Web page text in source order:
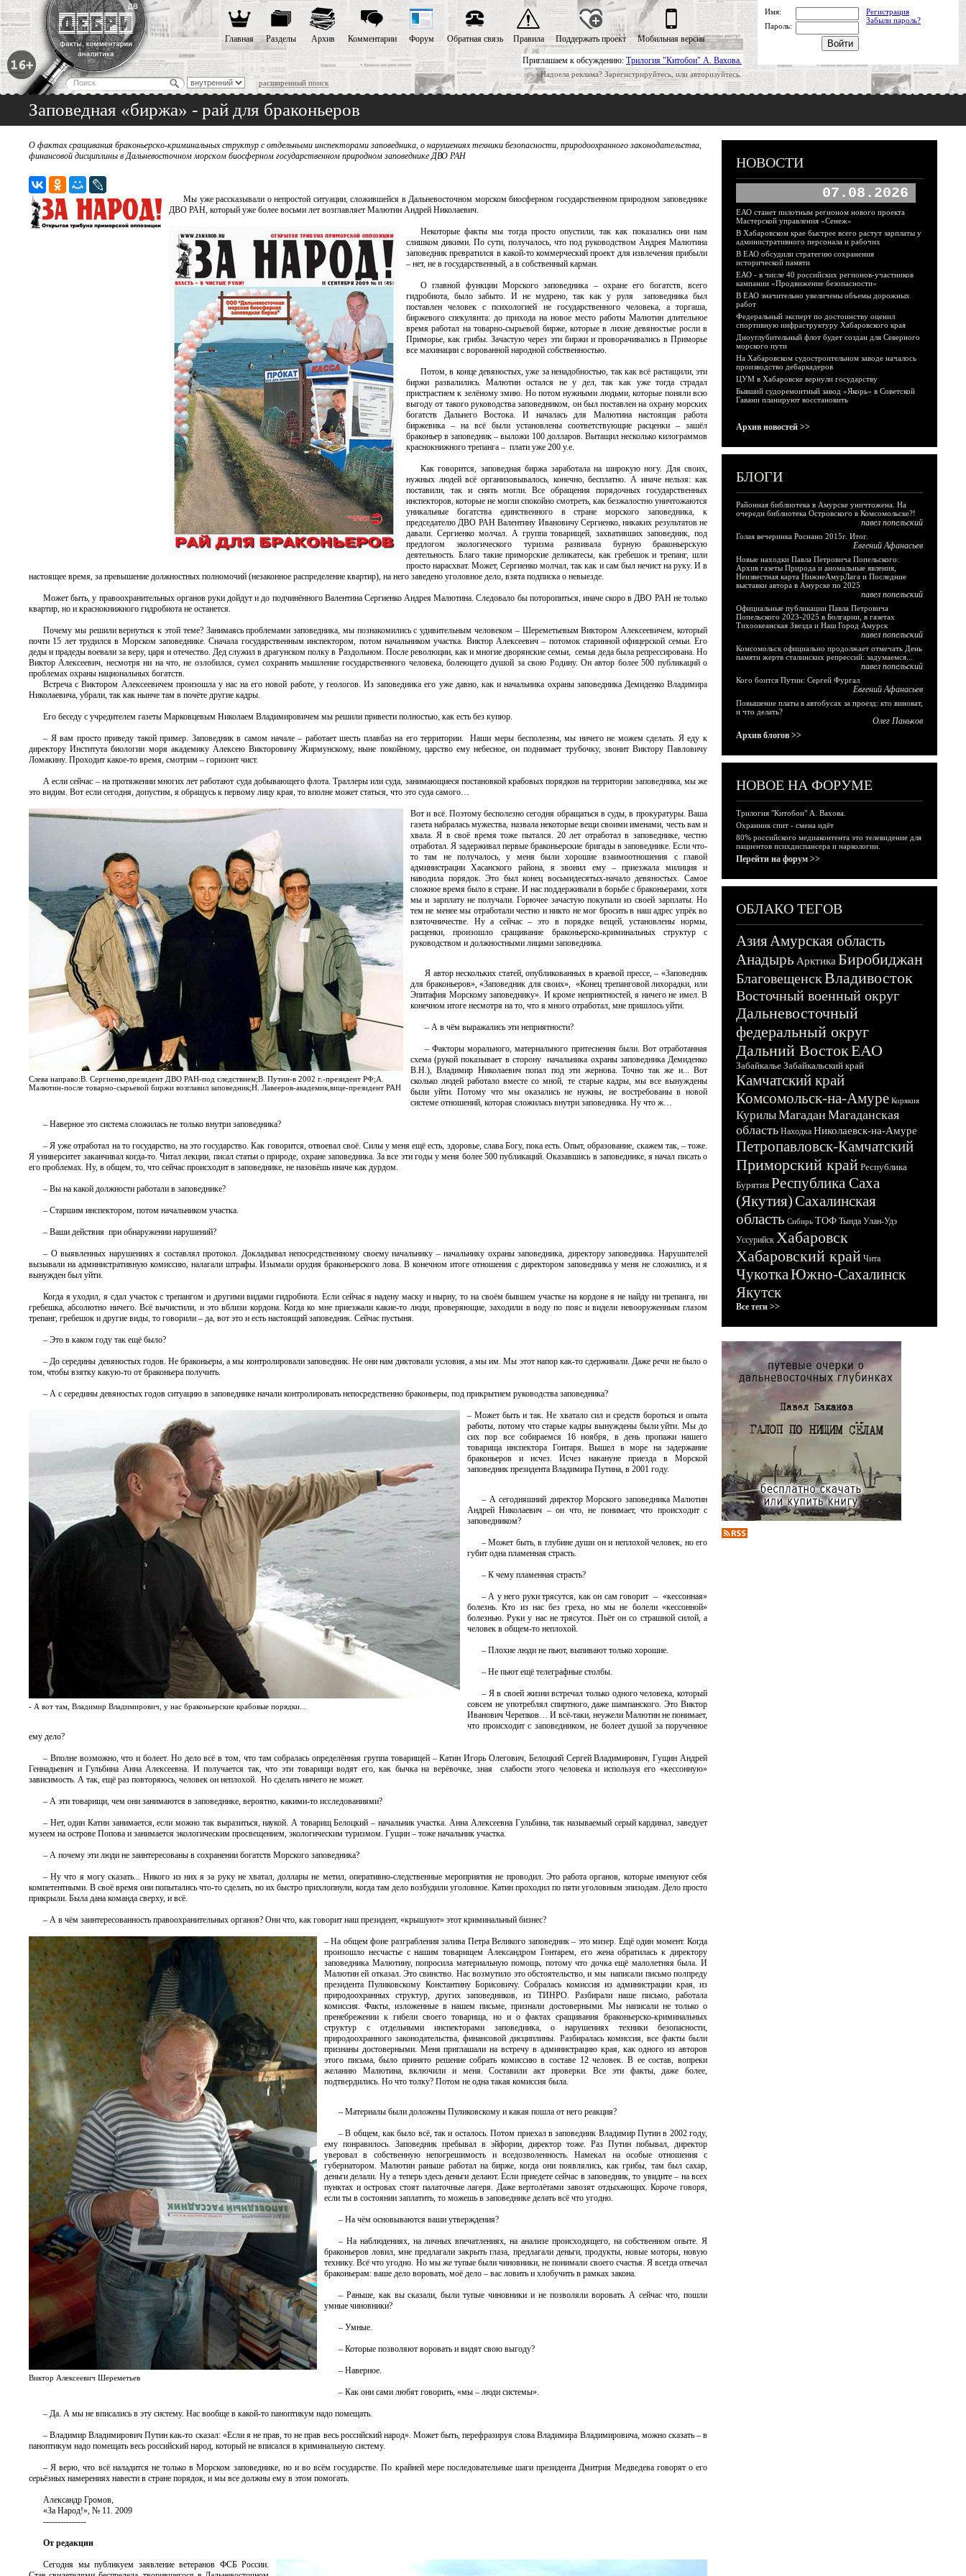
Приглашаем к обсуждению: Трилогия "Китобои" А. Вахова.
Надоела реклама? Зарегистрируйтесь, или авторизуйтесь.
расширенный поиск
Главная Разделы Архив Комментарии Форум Обратная связь Правила Поддержать проект Мобильная версия
Имя:
Регистрация
Забыли пароль?
Пароль:
Заповедная «биржа» - рай для браконьеров
О фактах сращивания браконьерско-криминальных структур с отдельными инспекторами заповедника, о нарушениях техники безопасности, природоохранного законодательства,
финансовой дисциплины в Дальневосточном морском биосферном государственном природном заповеднике ДВО РАН
Мы уже рассказывали о непростой ситуации, сложившейся в Дальневосточном морском биосферном государственном природном заповеднике
ДВО РАН, который уже более восьми лет возглавляет Малютин Андрей Николаевич.
Некоторые факты мы тогда просто опустили, так как показались они нам
слишком дикими. По сути, получалось, что под руководством Андрея Малютина
заповедник превратился в какой-то коммерческий проект для извлечения прибыли
– нет, не в государственный, а в собственный карман.
О главной функции Морского заповедника – охране его богатств, всего
гидробиота, было забыто. И не мудрено, так как у руля заповедника был
поставлен человек с психологией не государственного человека, а торгаша,
биржевого спекулянта: до прихода на новое место работы Малютин длительное
время работал на товарно-сырьевой бирже, которые в лихие девяностые росли в
Приморье, как грибы. Зачастую через эти биржи и проворачивались в Приморье
все махинации с ворованной народной собственностью.
Потом, в конце девяностых, уже за ненадобностью, так как всё растащили, эти
биржи развалились. Малютин остался не у дел, так как уже тогда страдал
пристрастием к зелёному змию. Но потом нужными людьми, которые поняли всю
выгоду от такого руководства заповедником, он был поставлен на охрану морских
богатств Дальнего Востока. И началась для Малютина настоящая работа
биржевика – на всё были установлены соответствующие расценки – зашёл
браконьер в заповедник – выложи 100 долларов. Вытащил несколько килограммов
краснокнижного трепанга – плати уже 200 у.е.
Как говорится, заповедная биржа заработала на широкую ногу. Для своих,
нужных людей всё организовывалось, конечно, бесплатно. А иначе нельзя: как
поставили, так и снять могли. Все обращения порядочных государственных
инспекторов, которые не могли спокойно смотреть, как безжалостно уничтожаются
уникальные богатства единственного в стране морского заповедника, к
председателю ДВО РАН Валентину Ивановичу Сергиенко, никаких результатов не
давали. Сергиенко молчал. А группа товарищей, захвативших заповедник, под
предлогом экологического туризма развивала бурную браконьерскую
деятельность. Благо такие приморские деликатесы, как гребешок и трепанг, шли
просто нарасхват. Может, Сергиенко молчал, так как и сам был нечист на руку. И в
настоящее время, за превышение должностных полномочий (незаконное распределение квартир), на него заведено уголовное дело, взята подписка о невыезде.
Может быть, у правоохранительных органов руки дойдут и до подчинённого Валентина Сергиенко Андрея Малютина. Следовало бы поторопиться, иначе скоро в ДВО РАН не только
квартир, но и краснокнижного гидробиота не останется.
Почему мы решили вернуться к этой теме? Занимаясь проблемами заповедника, мы познакомились с удивительным человеком – Шереметьевым Виктором Алексеевичем, который
почти 15 лет трудился в Морском заповеднике. Сначала государственным инспектором, потом начальником участка. Виктор Алексеевич – потомок старинной офицерской семьи. Его
деды и прадеды воевали за веру, царя и отечество. Дед служил в драгунском полку в Раздольном. После революции, как и многие дворянские семьи, семья деда была репрессирована. Но
Виктор Алексеевич, несмотря ни на что, не озлобился, сумел сохранить мышление государственного человека, болеющего душой за свою Родину. Он автор более 500 публикаций о
проблемах охраны национальных богатств.
Встреча с Виктором Алексеевичем произошла у нас на его новой работе, у геологов. Из заповедника его уже давно, как и начальника охраны заповедника Демиденко Владимира
Николаевича, убрали, так как нынче там в почёте другие кадры.
Его беседу с учредителем газеты Марковцевым Николаем Владимировичем мы решили привести полностью, как есть без купюр.
– Я вам просто приведу такой пример. Заповедник в самом начале – работает шесть плавбаз на его территории. Наши меры бесполезны, мы ничего не можем сделать. Я еду к
директору Института биологии моря академику Алексею Викторовичу Жирмунскому, ныне покойному, царство ему небесное, он поднимает трубочку, звонит Виктору Павловичу
Ломакину. Проходит какое-то время, смотрим – горизонт чист.
А если сейчас – на протяжении многих лет работают суда добывающего флота. Траллеры или суда, занимающиеся постановкой крабовых порядков на территории заповедника, мы же
это видим. Вот если сегодня, допустим, я обращусь к первому лицу края, то вполне может статься, что это суда самого…
Слева направо:В. Сергиенко,президент ДВО РАН-под следствием;В. Путин-в 2002 г.-президент РФ;А.
Малютин-после товарно-сырьевой биржи возглавил заповедник;Н. Лавееров-академик,вице-президент РАН
Вот и всё. Поэтому бесполезно сегодня обращаться в суды, в прокуратуры. Ваша
газета набралась мужества, назвала некоторые вещи своими именами, честь вам и
хвала. Я в своё время тоже пытался. 20 лет отработал в заповеднике, честно
отработал. Я задерживал первые браконьерские бригады в заповеднике. Если что-
то там не получалось, у меня были хорошие взаимоотношения с главой
администрации Хасанского района, я звонил ему – приезжала милиция и
наводила порядок. Это был конец восьмидесятых-начало девяностых. Самое
сложное время было в стране. И нас поддерживали в борьбе с браконьерами, хотя
мы и зарплату не получали. Горючее зачастую покупали из своей зарплаты. Но
тем не менее мы отработали честно и никто не мог бросить в наш адрес упрёк во
взяточничестве. Ну а сейчас – это в порядке вещей, установлены нормы,
расценки, произошло сращивание браконьерско-криминальных структур с
руководством и должностными лицами заповедника.
Я автор нескольких статей, опубликованных в краевой прессе, – «Заповедник
для браконьеров», «Заповедник для своих», «Конец трепанговой лихорадки, или
Эпитафия Морскому заповеднику». И кроме неприятностей, я ничего не имел. В
конечном итоге несмотря на то, что я много отработал, мне пришлось уйти.
– А в чём выражались эти неприятности?
– Факторы морального, материального притеснения были. Вот отработанная
схема (рукой показывает в сторону начальника охраны заповедника Демиденко
В.Н.), Владимир Николаевич попал под эти жернова. Точно так же и... Вот
сколько людей работало вместе со мной, те старые кадры, мы все вынуждены
были уйти. Потому что мы оказались не нужны, не востребованы в новой
системе отношений, которая сложилась внутри заповедника. Ну что ж…
– Наверное это система сложилась не только внутри заповедника?
– Я уже отработал на то государство, на это государство. Как говорится, отвоевал своё. Силы у меня ещё есть, здоровье, слава Богу, пока есть. Опыт, образование, скажем так, – тоже.
Я университет заканчивал когда-то. Читал лекции, писал статьи о природе, охране заповедника. За все эти годы у меня более 500 публикаций. Оказавшись в заповеднике, я начал писать о
его проблемах. Ну, в общем, то, что сейчас происходит в заповеднике, не назовёшь иначе как дурдом.
– Вы на какой должности работали в заповеднике?
– Старшим инспектором, потом начальником участка.
– Ваши действия при обнаружении нарушений?
– О выявленных нарушениях я составлял протокол. Докладывал непосредственному своему начальнику – начальнику охраны заповедника, директору заповедника. Нарушителей
вызывали на административную комиссию, налагали штрафы. Изымали орудия браконьерского лова. В конечном итоге отношения с директором заповедника у меня не сложились, и я
вынужден был уйти.
Когда я уходил, я сдал участок с трепангом и другими видами гидробиота. Если сейчас я надену маску и нырну, то на своём бывшем участке на кордоне я не найду ни трепанга, ни
гребешка, абсолютно ничего. Всё вычистили, и это вблизи кордона. Когда ко мне приезжали какие-то люди, проверяющие, заходили в воду по пояс и видели невооруженным глазом
трепанг, гребешок и другие виды, то говорили – да, вот это и есть настоящий заповедник. Сейчас пустыня.
– Это в каком году так ещё было?
– До середины девяностых годов. Не браконьеры, а мы контролировали заповедник. Не они нам диктовали условия, а мы им. Мы этот напор как-то сдерживали. Даже речи не было о
том, чтобы взятку какую-то от браконьера получить.
– А с середины девяностых годов ситуацию в заповеднике начали контролировать непосредственно браконьеры, под прикрытием руководства заповедника?
- А вот там, Владимир Владимирович, у нас браконьерские крабовые порядки...
– Может быть и так. Не хватало сил и средств бороться и опыта
работы, потому что старые кадры вынуждены были уйти. Мы до
сих пор все собираемся 16 ноября, в день пропажи нашего
товарища инспектора Гонтаря. Вышел в море на задержание
браконьеров и исчез. Исчез накануне приезда в Морской
заповедник президента Владимира Путина, в 2001 году.
– А сегодняшний директор Морского заповедника Малютин
Андрей Николаевич – он что, не понимает, что происходит с
заповедником?
– Может быть, в глубине души он и неплохой человек, но его
губит одна пламенная страсть.
– К чему пламенная страсть?
– А у него руки трясутся, как он сам говорит – «кессонная»
болезнь. Кто из нас без греха, но мы не болели «кессонной»
болезнью. Руки у нас не трясутся. Пьёт он со страшной силой, а
человек в общем-то неплохой.
– Плохие люди не пьют, выпивают только хорошие.
– Не пьют ещё телеграфные столбы.
– Я в своей жизни встречал только одного человека, который
совсем не употреблял спиртного, даже шампанского. Это Виктор
Иванович Черепков… И всё-таки, неужели Малютин не понимает,
что происходит с заповедником, не болеет душой за порученное
ему дело?
– Вполне возможно, что и болеет. Но дело всё в том, что там собралась определённая группа товарищей – Катин Игорь Олегович, Белоцкий Сергей Владимирович, Гущин Андрей
Геннадьевич и Гульбина Анна Алексеевна. И получается так, что эти товарищи водят его, как бычка на верёвочке, зная слабости этого человека и используя его «кессонную»
зависимость. А так, ещё раз повторяюсь, человек он неплохой. Но сделать ничего не может.
– А эти товарищи, чем они занимаются в заповеднике, вероятно, какими-то исследованиями?
– Нет, один Катин занимается, если можно так выразиться, наукой. А товарищ Белоцкий – начальник участка. Анна Алексеевна Гульбина, так называемый серый кардинал, заведует
музеем на острове Попова и занимается экологическим просвещением, экологическим туризмом. Гущин – тоже начальник участка.
– А почему эти люди не заинтересованы в сохранении богатств Морского заповедника?
– Ну что я могу сказать... Никого из них я за руку не хватал, доллары не метил, оперативно-следственные мероприятия не проводил. Это работа органов, которые именуют себя
компетентными. В своё время они попытались что-то сделать, но их быстро прихлопнули, когда там дело возбудили уголовное. Катин проходил по пяти уголовным эпизодам. Дело просто
прикрыли. Была дана команда сверху, и всё.
– А в чём заинтересованность правоохранительных органов? Они что, как говорит наш президент, «крышуют» этот криминальный бизнес?
Виктор Алексеевич Шереметьев
– На общем фоне разграбления залива Петра Великого заповедник – это мизер. Ещё один момент. Когда
произошло несчастье с нашим товарищем Александром Гонтарем, его жена обратилась к директору
заповедника Малютину, попросила материальную помощь, потому что дочка ещё малолетняя была. И
Малютин ей отказал. Это свинство. Нас возмутило это обстоятельство, и мы написали письмо полпреду
президента Пуликовскому Константину Борисовичу. Собралась комиссия из администрации края, из
природоохранных структур, других заповедников, из ТИНРО. Разбирали наше письмо, работала
комиссия. Факты, изложенные в нашем письме, признали достоверными. Мы написали не только о
пренебрежении к гибели своего товарища, но и о фактах сращивания браконьерско-криминальных
структур с отдельными инспекторами заповедника, о нарушениях техники безопасности,
природоохранного законодательства, финансовой дисциплины. Разбиралась комиссия, все факты были
признаны достоверными. Меня приглашали на встречу в администрацию края, как одного из авторов
этого письма, было принято решение собрать комиссию в составе 12 человек. В ее состав, вопреки
желанию Малютина, включили и меня. Составили акт проверки. Все эти факты, даже более,
подтвердились. Но что толку? Потом не одна такая комиссия была.
– Материалы были доложены Пуликовскому и какая пошла от него реакция?
– В общем, как было всё, так и осталось. Потом приехал в заповедник Владимир Путин в 2002 году,
ему понравилось. Заповедник пребывал в эйфории, директор тоже. Раз Путин побывал, директор
уверовал в собственную непогрешимость и вседозволенность. Намекал на особые отношения с
губернатором. Малютин раньше работал на бирже, когда они появлялись, как грибы, там был сахар,
деньги делали. Ну а теперь здесь деньги делают. Если приедете сейчас в заповедник, то увидите – на всех
пунктах и островах стоят палаточные лагеря. Даже вертолётами завозят отдыхающих. Короче говоря,
если ты в состоянии заплатить, то можешь в заповеднике делать всё что угодно.
– На чём основываются ваши утверждения?
– На наблюдениях, на личных впечатлениях, на анализе происходящего, на собственном опыте. Я
браконьеров ловил, мне предлагали закрыть глаза, предлагали деньги, продукты, новые моторы, новую
технику. Всё что угодно. Но мы же тупые были чиновники, не понимали своего счастья. Я всегда отвечал
браконьерам: ваше дело воровать, моё дело – вас ловить и хлобучить в рамках закона.
– Раньше, как вы сказали, были тупые чиновники и не позволяли воровать. А сейчас что, пошли
умные чиновники?
– Умные.
– Которые позволяют воровать и видят свою выгоду?
– Наверное.
– Как они сами любят говорить, «мы – люди системы».
– Да. А мы не вписались в эту систему. Нас вообще в какой-то паноптикум надо помещать.
– Владимир Владимирович Путин как-то сказал: «Если я не прав, то не прав весь российский народ». Может быть, перефразируя слова Владимира Владимировича, можно сказать – в
паноптикум надо помещать весь российский народ, который не вписался в криминальную систему.
– Я верю, что всё наладится не только в Морском заповеднике, но и во всём государстве. По крайней мере последовательные шаги президента Дмитрия Медведева говорят о его
серьёзных намерениях навести в стране порядок, и мы все должны ему в этом помогать.
Александр Громов,
«За Народ!», № 11. 2009
---------------
От редакции
Сегодня мы публикуем заявление ветеранов ФСБ России.
НОВОСТИ
07.08.2026
ЕАО станет пилотным регионом нового проекта
Мастерской управления «Сенеж»
В Хабаровском крае быстрее всего растут зарплаты у
административного персонала и рабочих
В ЕАО обсудили стратегию сохранения
исторической памяти
ЕАО - в числе 40 российских регионов-участников
кампании «Продвижение безопасности»
В ЕАО значительно увеличены объемы дорожных
работ
Федеральный эксперт по достоинству оценил
спортивную инфраструктуру Хабаровского края
Дноуглубительный флот будет создан для Северного
морского пути
На Хабаровском судостроительном заводе началось
производство дебаркадеров
ЦУМ в Хабаровске вернули государству
Бывший судоремонтный завод «Якорь» в Советской
Гавани планируют восстановить
Архив новостей >>
БЛОГИ
Районная библиотека в Амурске уничтожена. На
очереди библиотека Островского в Комсомольске?!
павел попельский
Голая вечеринка Роснано 2015г. Итог.
Евгений Афанасьев
Новые находки Павла Петровича Попельского:
Архив газеты Природа и аномальные явления,
Неизвестная карта НижнеАмурЛага и Последние
выставки автора в Амурске по 2025
павел попельский
Официальные публикации Павла Петровича
Попельского 2023-2025 в Болгарии, в газетах
Тихоокеанская Звезда и Наш Город Амурск
павел попельский
Комсомольск официально продолжает отмечать День
памяти жертв сталинских репрессий: задумаемся...
павел попельский
Кого боится Путин: Сергей Фургал
Евгений Афанасьев
Повышение платы в автобусах за проезд: кто виноват,
и что делать?
Олег Паньков
Архив блогов >>
НОВОЕ НА ФОРУМЕ
Трилогия "Китобои" А. Вахова.
Охранник спит - смена идёт
80% российского медиаконтента это телевидение для
пациентов психдиспансера и наркологии.
Перейти на форум >>
ОБЛАКО ТЕГОВ
АзияАмурская область
Анадырь Арктика Биробиджан
БлаговещенскВладивосток
Восточный военный округ
Дальневосточный
федеральный округ
Дальний ВостокЕАО
Забайкалье Забайкальский край
Камчатский край
Комсомольск-на-Амуре Корякия
КурилыМагадан Магаданская
область Находка Николаевск-на-Амуре
Петропавловск-Камчатский
Приморский край Республика
Бурятия Республика Саха
(Якутия)Сахалинская
область Сибирь ТОФ Тында Улан-Удэ
Уссурийск Хабаровск
Хабаровский край Чита
ЧукоткаЮжно-Сахалинск
Якутск
Все теги >>